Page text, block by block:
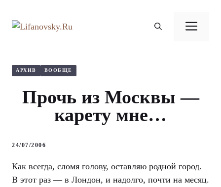
содержимому
АРХИВ ВООБЩЕ
Прочь из Москвы —
карету мне…
24/07/2006
Как всегда, сломя голову, оставляю родной город.
В этот раз — в Лондон, и надолго, почти на месяц.